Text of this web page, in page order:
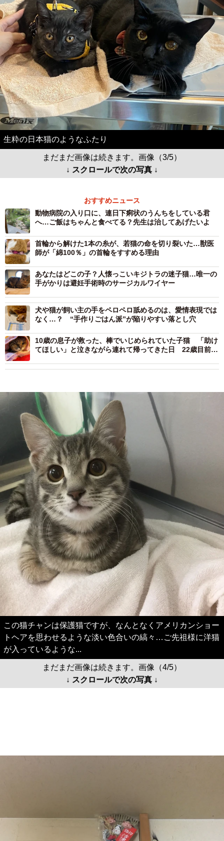
生粋の日本猫のようなふたり
まだまだ画像は続きます。画像（3/5）
↓ スクロールで次の写真 ↓
おすすめニュース
動物病院の入り口に、連日下痢状のうんちをしている君
へ…ご飯はちゃんと食べてる？先生は治してあげたいよ
首輪から解けた1本の糸が、若猫の命を切り裂いた…獣医
師が「綿100％」の首輪をすすめる理由
あなたはどこの子？人懐っこいキジトラの迷子猫…唯一の
手がかりは避妊手術時のサージカルワイヤー
犬や猫が飼い主の手をペロペロ舐めるのは、愛情表現では
なく…？ “手作りごはん派”が陥りやすい落とし穴
10歳の息子が救った、棒でいじめられていた子猫 「助け
てほしい」と泣きながら連れて帰ってきた日 22歳目前の
この猫チャンは保護猫ですが、なんとなくアメリカンショー
トヘアを思わせるような淡い色合いの縞々…ご先祖様に洋猫
が入っているような...
まだまだ画像は続きます。画像（4/5）
↓ スクロールで次の写真 ↓